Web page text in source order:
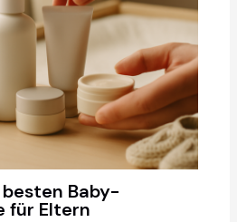
Baby-
für Eltern